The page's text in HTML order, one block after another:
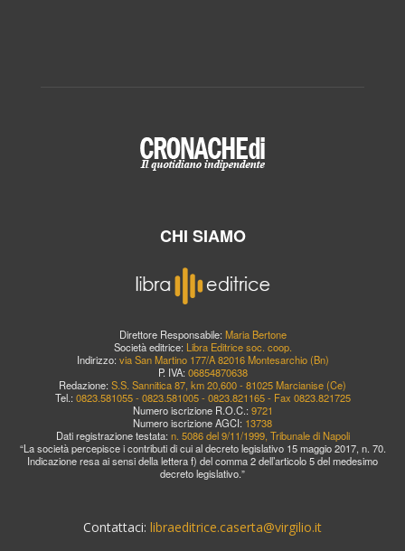
CHI SIAMO
Direttore Responsabile: Maria Bertone
Società editrice: Libra Editrice soc. coop.
Indirizzo: via San Martino 177/A 82016 Montesarchio (Bn)
P. IVA: 06854870638
Redazione: S.S. Sannitica 87, km 20,600 - 81025 Marcianise (Ce)
Tel.: 0823.581055 - 0823.581005 - 0823.821165 - Fax 0823.821725
Numero iscrizione R.O.C.: 9721
Numero iscrizione AGCI: 13738
Dati registrazione testata: n. 5086 del 9/11/1999, Tribunale di Napoli
“La società percepisce i contributi di cui al decreto legislativo 15 maggio 2017, n. 70.
Indicazione resa ai sensi della lettera f) del comma 2 dell’articolo 5 del medesimo
decreto legislativo.”
Contattaci: libraeditrice.caserta@virgilio.it